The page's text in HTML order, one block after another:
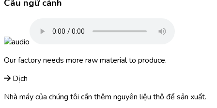
Câu ngữ cảnh
Our factory needs more raw material to produce.
Dịch
Nhà máy của chúng tôi cần thêm nguyên liệu thô để sản xuất.